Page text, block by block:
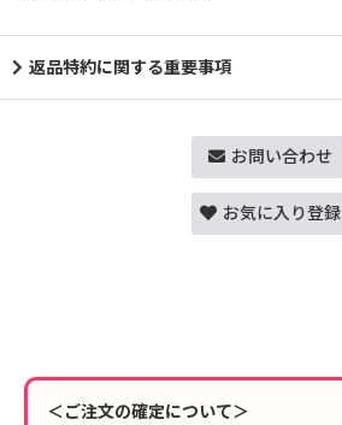
返品特約に関する重要事項
お問い合わせ
お気に入り登録
＜ご注文の確定について＞